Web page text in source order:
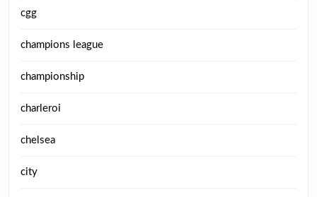
cgg
champions league
championship
charleroi
chelsea
city